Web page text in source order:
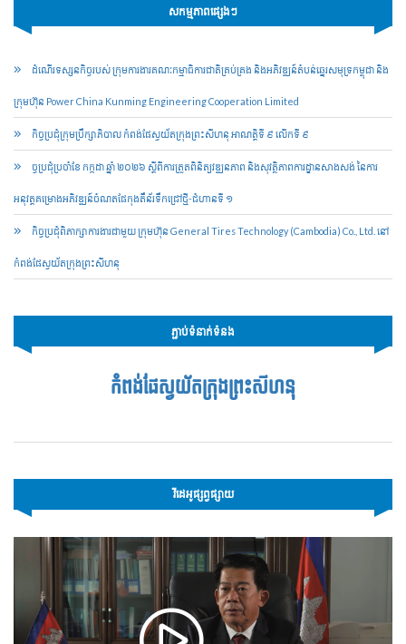
សកម្មភាពផ្សេងៗ
ដំណើរទស្សនកិច្ចរបស់ ក្រុមការងារគណៈកម្មាធិការជាតិគ្រប់គ្រង និងអភិវឌ្ឍន៍តំបន់ឆ្នេរសមុទ្រកម្ពុជា និង
ក្រុមហ៊ុន Power China Kunming Engineering Cooperation Limited
កិច្ចប្រជុំក្រុមប្រឹក្សាភិបាល កំពង់ផែស្វយ័តក្រុងព្រះសីហនុ អាណត្តិទី ៩ លើកទី ៩
ច្ចប្រជុំប្រចាំខែ កក្កដា ឆ្នាំ ២០២៦ ស្តីពីការត្រួតពិនិត្យវឌ្ឍនភាព និងសុវត្ថិភាពការដ្ឋានសាងសង់ នៃការ
អនុវត្តគម្រោងអភិវឌ្ឍន៍ចំណតផែកុងតឺន័រទឹកជ្រៅថ្មី-ជំហានទី ១
កិច្ចប្រជុំពិភាក្សាការងារជាមួយ ក្រុមហ៊ុន General Tires Technology (Cambodia) Co., Ltd. នៅ
កំពង់ផែស្វយ័តក្រុងព្រះសីហនុ
ភ្ជាប់ទំនាក់ទំនង
កំពង់ផែស្វយ័តក្រុងព្រះសីហនុ
វីដេអូផ្សព្វផ្សាយ